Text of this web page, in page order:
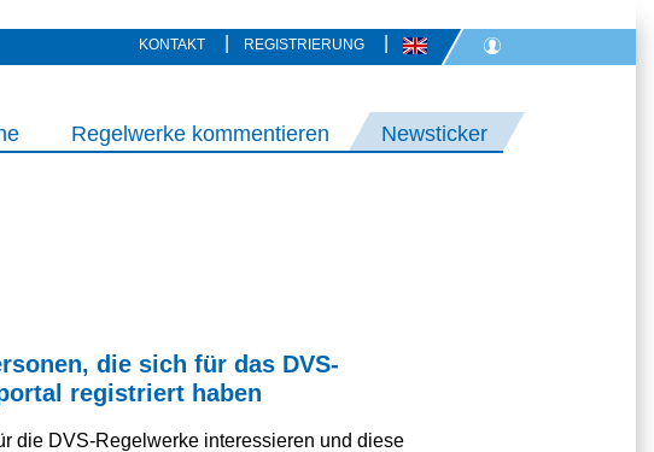
KONTAKT REGISTRIERUNG
Regelwerke kommentieren Newsticker
die sich für das DVS-
registriert haben
die DVS-Regelwerke interessieren und diese